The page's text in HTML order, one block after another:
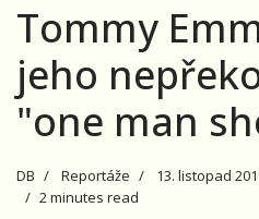
Tommy
jeho
"one man
DB Reportáže 13. listopad
2 minutes read